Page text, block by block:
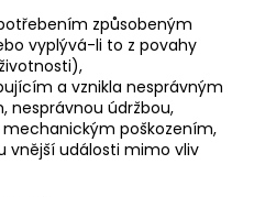
způsobeným
vyplývá-li to z povahy
a vznikla nesprávným
nesprávnou údržbou,
poškozením,
vnější události mimo vliv